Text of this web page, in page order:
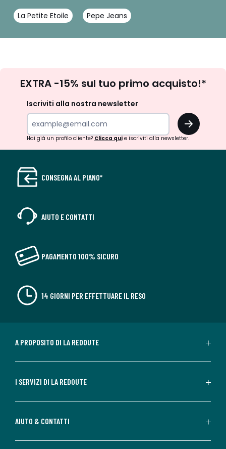
La Petite Etoile Pepe Jeans
newsletter
EXTRA -15% sul tuo primo acquisto!*
Iscriviti alla nostra newsletter
OK
Hai già un profilo cliente? Clicca quie iscriviti alla newsletter.
CONSEGNA AL PIANO*
AIUTO E CONTATTI
PAGAMENTO 100% SICURO
14 GIORNI PER EFFETTUARE IL RESO
A PROPOSITO DI LA REDOUTE
I SERVIZI DI LA REDOUTE
AIUTO & CONTATTI